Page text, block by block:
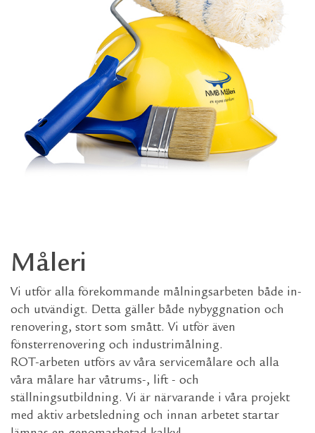
Måleri
Vi utför alla förekommande målningsarbeten både in-
och utvändigt. Detta gäller både nybyggnation och
renovering, stort som smått. Vi utför även
fönsterrenovering och industrimålning.
ROT-arbeten utförs av våra servicemålare och alla
våra målare har våtrums-, lift - och
ställningsutbildning. Vi är närvarande i våra projekt
med aktiv arbetsledning och innan arbetet startar